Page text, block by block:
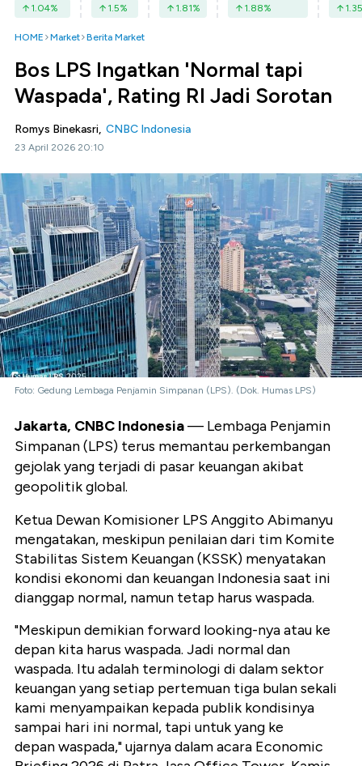
1.04% 1.5% 1.81% 1.88% 1.35
HOME Market Berita Market
Bos LPS Ingatkan 'Normal tapi
Waspada', Rating RI Jadi Sorotan
Romys Binekasri, CNBC Indonesia
23 April 2026 20:10
Foto: Gedung Lembaga Penjamin Simpanan (LPS). (Dok. Humas LPS)
Jakarta, CNBC Indonesia— Lembaga Penjamin
Simpanan (LPS) terus memantau perkembangan
gejolak yang terjadi di pasar keuangan akibat
geopolitik global.
Ketua Dewan Komisioner LPS Anggito Abimanyu
mengatakan, meskipun penilaian dari tim Komite
Stabilitas Sistem Keuangan (KSSK) menyatakan
kondisi ekonomi dan keuangan Indonesia saat ini
dianggap normal, namun tetap harus waspada.
"Meskipun demikian forward looking-nya atau ke
depan kita harus waspada. Jadi normal dan
waspada. Itu adalah terminologi di dalam sektor
keuangan yang setiap pertemuan tiga bulan sekali
kami menyampaikan kepada publik kondisinya
sampai hari ini normal, tapi untuk yang ke
depan waspada," ujarnya dalam acara Economic